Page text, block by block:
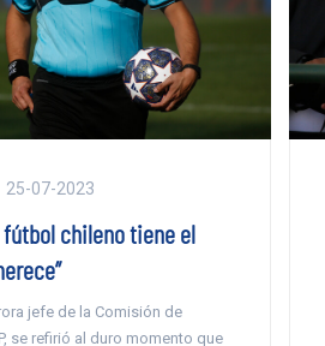
25-07-2023
fútbol chileno tiene el
jefe de la Comisión de
se refirió al duro momento que